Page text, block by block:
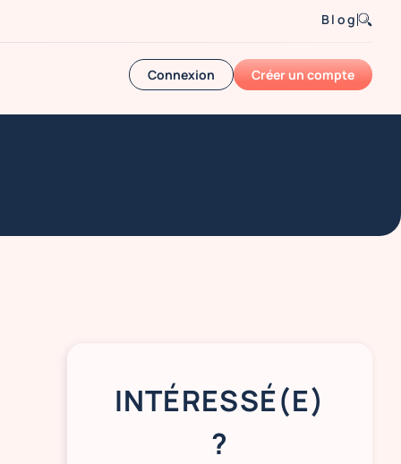
Blog
Connexion Créer un compte
INTÉRESSÉ(E)
?